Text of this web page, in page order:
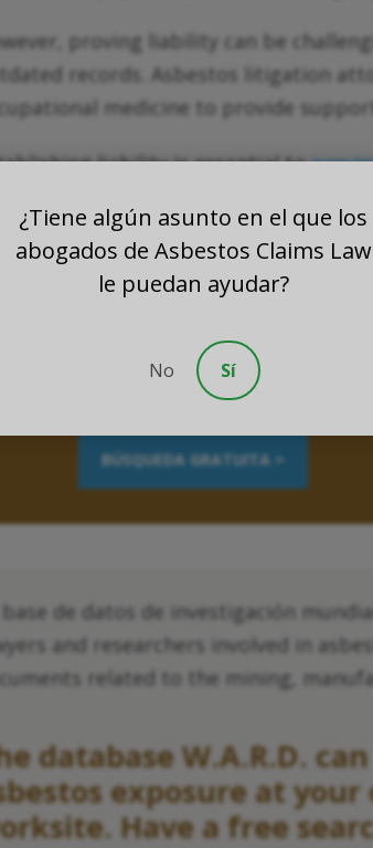
proving liability can be
records. Asbestos litigation
medicine to provide
liability is essential to
parties accountable for their
para una
expuesto buscando en WARD, la base
BÚSQUEDA GRATUITA >
base de datos de investigación
and researchers involved in
related to the mining,
database W.A.R.D.
exposure at
Have a free
¿Tiene algún asunto en el que los
abogados de Asbestos Claims Law
le puedan ayudar?
No Sí